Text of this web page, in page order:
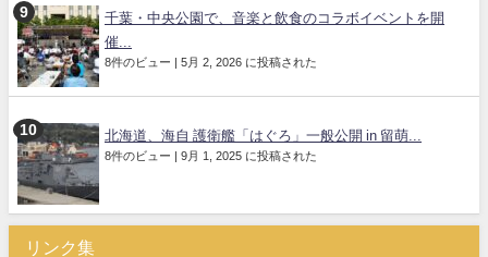
千葉・中央公園で、音楽と飲食のコラボイベントを開
催...
8件のビュー | 5月 2, 2026 に投稿された
北海道、海自 護衛艦「はぐろ」一般公開 in 留萌...
8件のビュー | 9月 1, 2025 に投稿された
リンク集